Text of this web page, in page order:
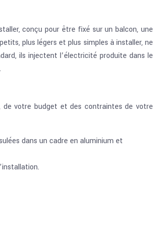
conçu pour être fixé sur un balcon, une
plus légers et plus simples à installer, ne
ils injectent l’électricité produite dans le
de votre budget et des contraintes de votre
dans un cadre en aluminium et